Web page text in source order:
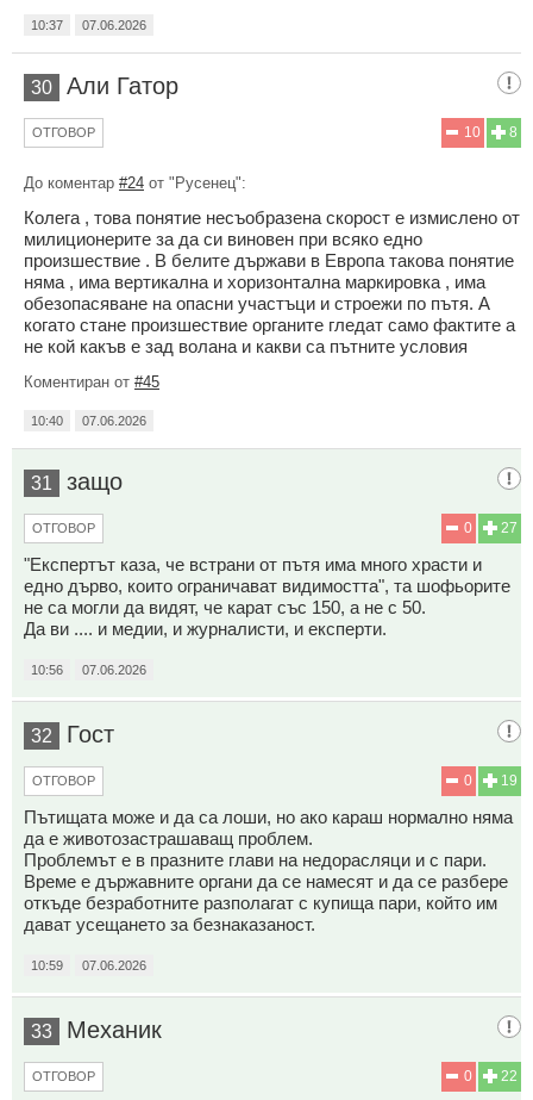
10:37 07.06.2026
30 Али Гатор
8
10
ОТГОВОР
До коментар #24 от "Русенец":
Колега , това понятие несъобразена скорост е измислено от
милиционерите за да си виновен при всяко едно
произшествие . В белите държави в Европа такова понятие
няма , има вертикална и хоризонтална маркировка , има
обезопасяване на опасни участъци и строежи по пътя. А
когато стане произшествие органите гледат само фактите а
не кой какъв е зад волана и какви са пътните условия
Коментиран от #45
10:40 07.06.2026
31 защо
27
0
ОТГОВОР
"Експертът каза, че встрани от пътя има много храсти и
едно дърво, които ограничават видимостта", та шофьорите
не са могли да видят, че карат със 150, а не с 50.
Да ви .... и медии, и журналисти, и експерти.
10:56 07.06.2026
32 Гост
19
0
ОТГОВОР
Пътищата може и да са лоши, но ако караш нормално няма
да е животозастрашаващ проблем.
Проблемът е в празните глави на недорасляци и с пари.
Време е държавните органи да се намесят и да се разбере
откъде безработните разполагат с купища пари, който им
дават усещането за безнаказаност.
10:59 07.06.2026
33 Механик
22
0
ОТГОВОР